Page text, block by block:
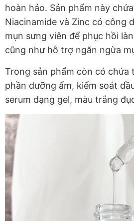
hoàn hảo. Sản phẩm này
Niacinamide và Zinc có công
mụn sưng viên để phục hồi
cũng như hỗ trợ ngăn ngừa
Trong sản phẩm còn có chứa
phần dưỡng ẩm, kiểm soát
serum dạng gel, màu trắng